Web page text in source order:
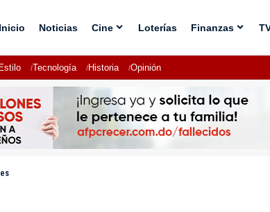
Inicio Noticias Cine Loterías Finanzas
Estilo Tecnología Historia Opinión